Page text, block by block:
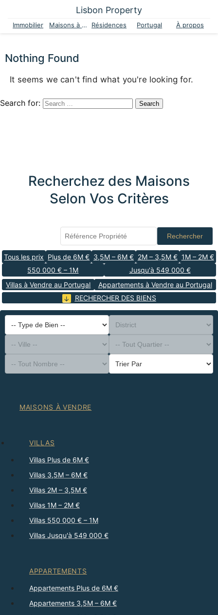
Lisbon Property
Immobilier Maisons à vendre Résidences Portugal À propos
Nothing Found
It seems we can't find what you're looking for.
Search for:
Recherchez des Maisons
Selon Vos Critères
Rechercher
Tous les prix Plus de 6M € 3,5M – 6M € 2M – 3,5M € 1M – 2M €
550 000 € – 1M
Jusqu'à 549 000 €
Villas à Vendre au Portugal
Appartements à Vendre au Portugal
RECHERCHER DES BIENS
-- Type de Bien --
District
-- Ville --
-- Tout Quartier --
-- Tout Nombre --
Trier Par
MAISONS À VENDRE
VILLAS
Villas Plus de 6M €
Villas 3,5M – 6M €
Villas 2M – 3,5M €
Villas 1M – 2M €
Villas 550 000 € – 1M
Villas Jusqu'à 549 000 €
APPARTEMENTS
Appartements Plus de 6M €
Appartements 3,5M – 6M €